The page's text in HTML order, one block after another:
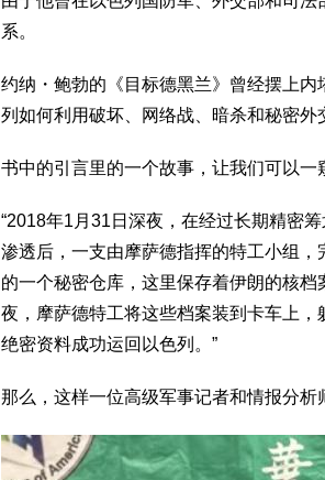
系。
约纳・鲍勃的《目标德黑兰》曾经摆上
列如何利用破坏、网络战、暗杀和秘密外
书中的引言里的一个故事，让我们可以一
“2018年1月31日深夜，在经过长期精密
渗透后，一支由摩萨德指挥的特工小组
的一个秘密仓库，这里保存着伊朗的核
夜，摩萨德特工将这些档案装到卡车上
绝密资料成功运回以色列。”
那么，这样一位高级军事记者和情报分析